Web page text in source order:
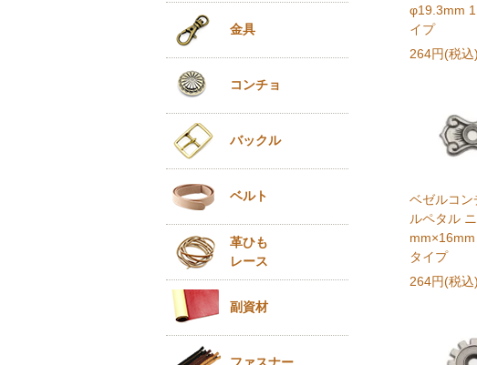
φ19.3mm
イプ
264円(税込)
ベゼルコン
ルペタル
タイプ
264円(税込)
金具
コンチョ
バックル
ベルト
革ひも
レース
副資材